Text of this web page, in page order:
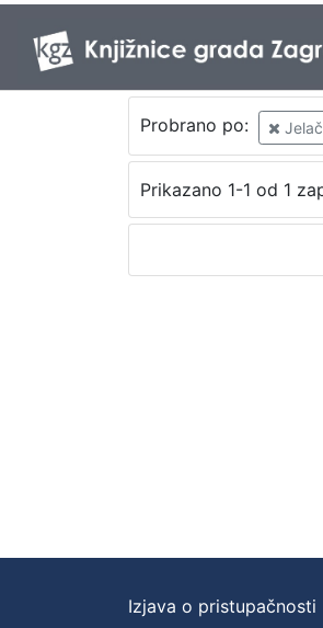
Probrano po:
Prikazano 1-1 od 1
Izjava o pristupačnosti